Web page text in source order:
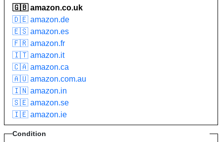
🇬🇧 amazon.co.uk
🇩🇪 amazon.de
🇪🇸 amazon.es
🇫🇷 amazon.fr
🇮🇹 amazon.it
🇨🇦 amazon.ca
🇦🇺 amazon.com.au
🇮🇳 amazon.in
🇸🇪 amazon.se
🇮🇪 amazon.ie
Condition